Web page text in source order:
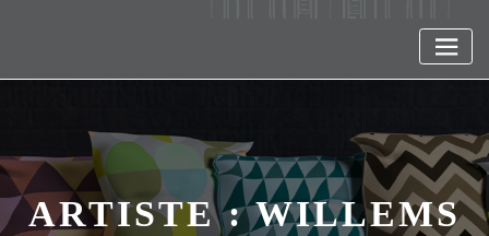
ARTISTE :WILLEMS